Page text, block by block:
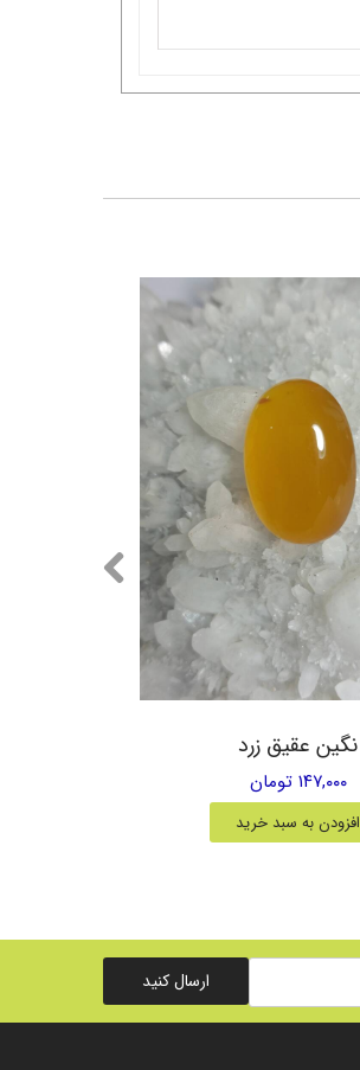
نگین عقیق زرد
۱۴۷,۰۰۰ تومان
افزودن به سبد خرید
ارسال کنید